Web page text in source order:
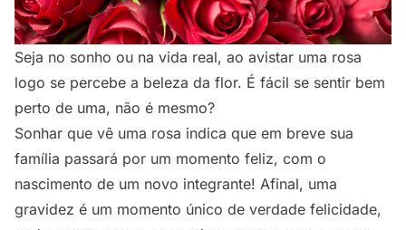
Seja no sonho ou na vida real, ao avistar uma rosa
logo se percebe a beleza da flor. É fácil se sentir bem
perto de uma, não é mesmo?
Sonhar que vê uma rosa indica que em breve sua
família passará por um momento feliz, com o
nascimento de um novo integrante! Afinal, uma
gravidez é um momento único de verdade felicidade,